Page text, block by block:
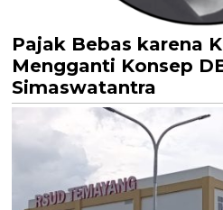
Pajak Bebas karena
Mengganti Konsep
Simaswatantra